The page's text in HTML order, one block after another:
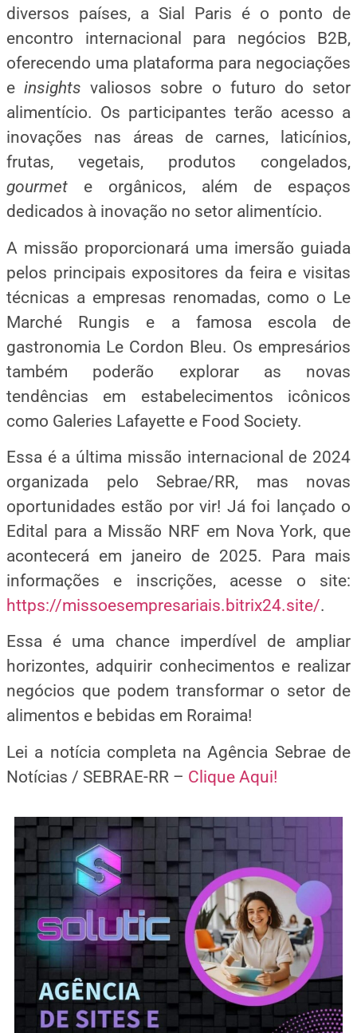
diversos países, a Sial Paris é o ponto de
encontro internacional para negócios B2B,
oferecendo uma plataforma para negociações
einsights valiosos sobre o futuro do setor
alimentício. Os participantes terão acesso a
inovações nas áreas de carnes, laticínios,
frutas, vegetais, produtos congelados,
gourmet e orgânicos, além de espaços
dedicados à inovação no setor alimentício.
A missão proporcionará uma imersão guiada
pelos principais expositores da feira e visitas
técnicas a empresas renomadas, como o Le
Marché Rungis e a famosa escola de
gastronomia Le Cordon Bleu. Os empresários
também poderão explorar as novas
tendências em estabelecimentos icônicos
como Galeries Lafayette e Food Society.
Essa é a última missão internacional de 2024
organizada pelo Sebrae/RR, mas novas
oportunidades estão por vir! Já foi lançado o
Edital para a Missão NRF em Nova York, que
acontecerá em janeiro de 2025. Para mais
informações e inscrições, acesse o site:
https://missoesempresariais.bitrix24.site/.
Essa é uma chance imperdível de ampliar
horizontes, adquirir conhecimentos e realizar
negócios que podem transformar o setor de
alimentos e bebidas em Roraima!
Lei a notícia completa na Agência Sebrae de
Notícias / SEBRAE-RR – Clique Aqui!